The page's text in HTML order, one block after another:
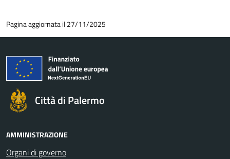
Pagina aggiornata il 27/11/2025
Città di Palermo
AMMINISTRAZIONE
Organi di governo